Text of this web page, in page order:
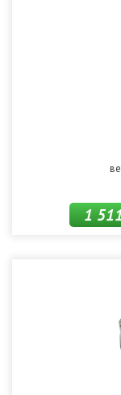
1